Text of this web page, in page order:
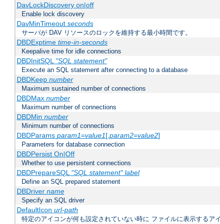
DavLockDiscovery on|off
Enable lock discovery
DavMinTimeout seconds
サーバが DAV リソースのロックを維持する最小時間です。
DBDExptime time-in-seconds
Keepalive time for idle connections
DBDInitSQL "SQL statement"
Execute an SQL statement after connecting to a database
DBDKeep number
Maximum sustained number of connections
DBDMax number
Maximum number of connections
DBDMin number
Minimum number of connections
DBDParams param1=value1[,param2=value2]
Parameters for database connection
DBDPersist On|Off
Whether to use persistent connections
DBDPrepareSQL "SQL statement" label
Define an SQL prepared statement
DBDriver name
Specify an SQL driver
DefaultIcon url-path
特定のアイコンが何も設定されていない時に ファイルに表示するア